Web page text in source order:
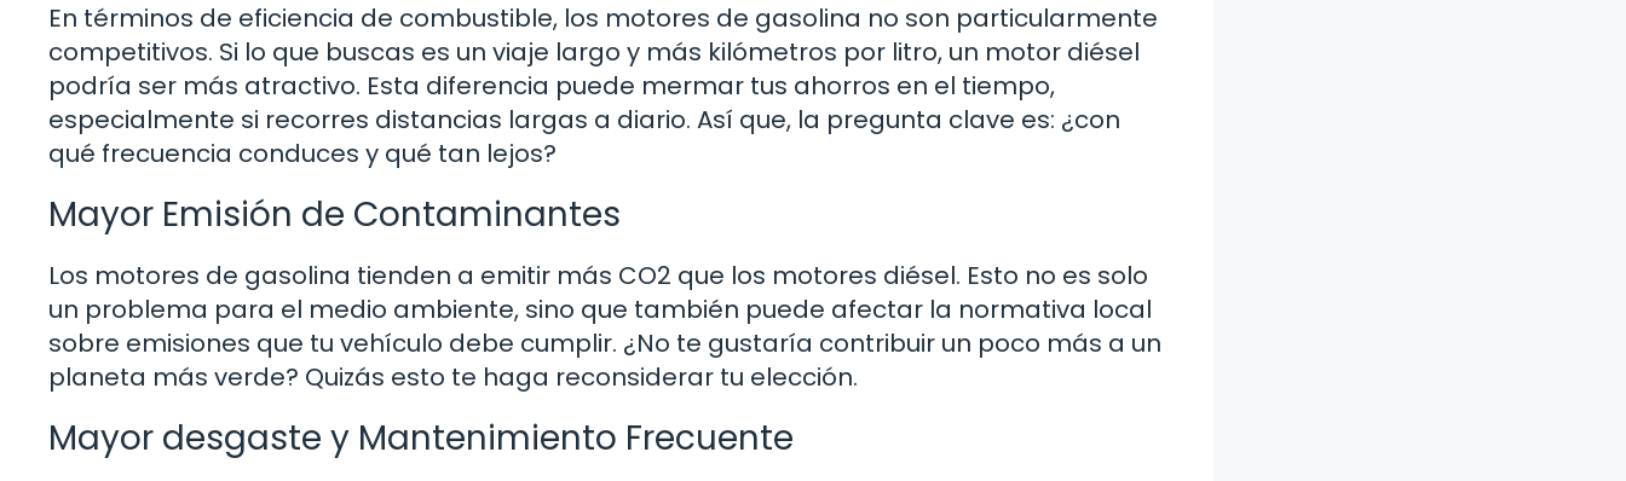
En términos de eficiencia de combustible, los motores de gasolina no son particularmente
competitivos. Si lo que buscas es un viaje largo y más kilómetros por litro, un motor diésel
podría ser más atractivo. Esta diferencia puede mermar tus ahorros en el tiempo,
especialmente si recorres distancias largas a diario. Así que, la pregunta clave es: ¿con
qué frecuencia conduces y qué tan lejos?
Mayor Emisión de Contaminantes
Los motores de gasolina tienden a emitir más CO2 que los motores diésel. Esto no es solo
un problema para el medio ambiente, sino que también puede afectar la normativa local
sobre emisiones que tu vehículo debe cumplir. ¿No te gustaría contribuir un poco más a un
planeta más verde? Quizás esto te haga reconsiderar tu elección.
Mayor desgaste y Mantenimiento Frecuente